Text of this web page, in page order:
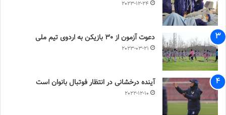
2023-12-24
دعوت آزمون از 30 بازیکن به اردوی تیم ملی
2023-03-21
آینده درخشانی در انتظار فوتبال بانوان است
2022-12-10